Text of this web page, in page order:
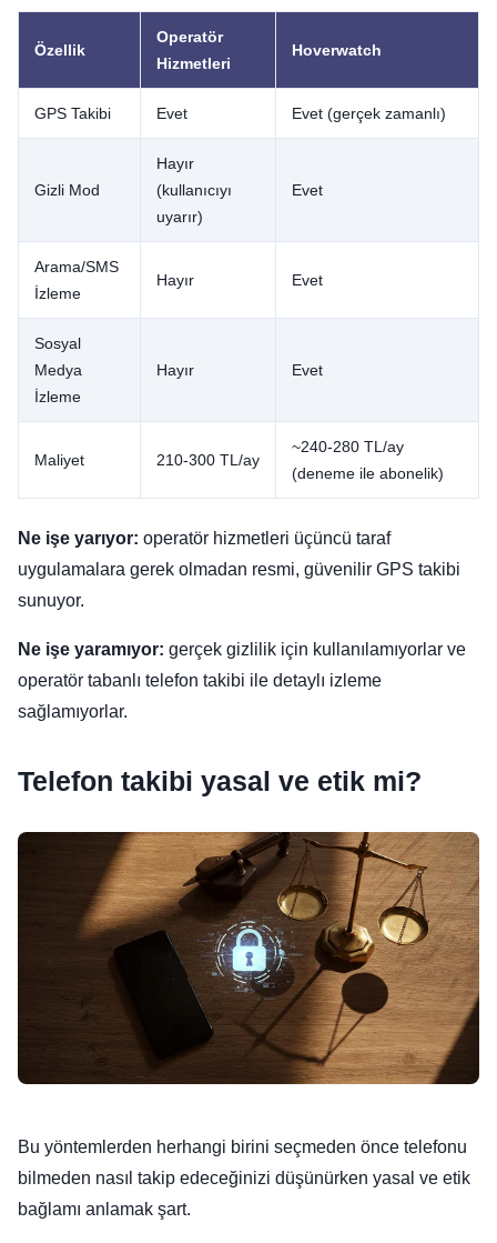
Özellik
Operatör
Hizmetleri
Hoverwatch
GPS Takibi Evet Evet (gerçek zamanlı)
Gizli Mod
Hayır
(kullanıcıyı
uyarır)
Evet
Arama/SMS
İzleme
Hayır Evet
Sosyal
Medya
İzleme
Hayır Evet
Maliyet 210-300 TL/ay
~240-280 TL/ay
(deneme ile abonelik)
Ne işe yarıyor: operatör hizmetleri üçüncü taraf
uygulamalara gerek olmadan resmi, güvenilir GPS takibi
sunuyor.
Ne işe yaramıyor: gerçek gizlilik için kullanılamıyorlar ve
operatör tabanlı telefon takibi ile detaylı izleme
sağlamıyorlar.
Telefon takibi yasal ve etik mi?
Bu yöntemlerden herhangi birini seçmeden önce telefonu
bilmeden nasıl takip edeceğinizi düşünürken yasal ve etik
bağlamı anlamak şart.